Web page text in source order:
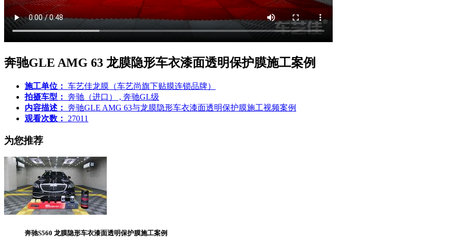
奔驰GLE AMG 63 龙膜隐形车衣漆面透明保护膜施工案例
施工单位： 车艺佳龙膜（车艺尚旗下贴膜连锁品牌）
拍摄车型： 奔驰（进口） , 奔驰GL级
内容描述： 奔驰GLE AMG 63与龙膜隐形车衣漆面透明保护膜施工视频案例
观看次数： 27011
为您推荐
奔驰S560 龙膜隐形车衣漆面透明保护膜施工案例